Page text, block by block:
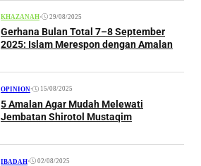
KHAZANAH• 29/08/2025
Gerhana Bulan Total 7–8 September
2025: Islam Merespon dengan Amalan
OPINION• 15/08/2025
5 Amalan Agar Mudah Melewati
Jembatan Shirotol Mustaqim
IBADAH• 02/08/2025